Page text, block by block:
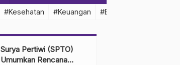
#Kesehatan #Keuangan #Ekonomi Indonesia
Surya Pertiwi (SPTO)
Umumkan Rencana